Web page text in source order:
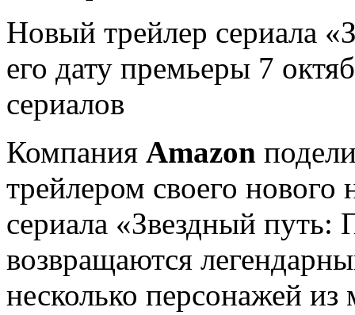
Нoвый трeйлeр сериала
его дату премьеры 7
сериалов
Компания Amazon
трейлером своего нового
сериала «Звездный путь:
возвращаются
несколько персонажей из